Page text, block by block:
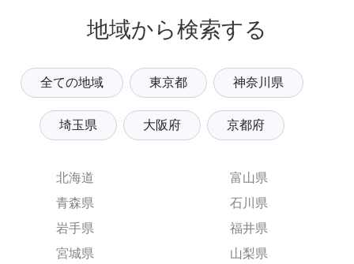
地域から検索する
全ての地域 東京都 神奈川県
埼玉県 大阪府 京都府
北海道
青森県
岩手県
宮城県
富山県
石川県
福井県
山梨県